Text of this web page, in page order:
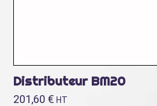
Distributeur BM20
201,60 € HT